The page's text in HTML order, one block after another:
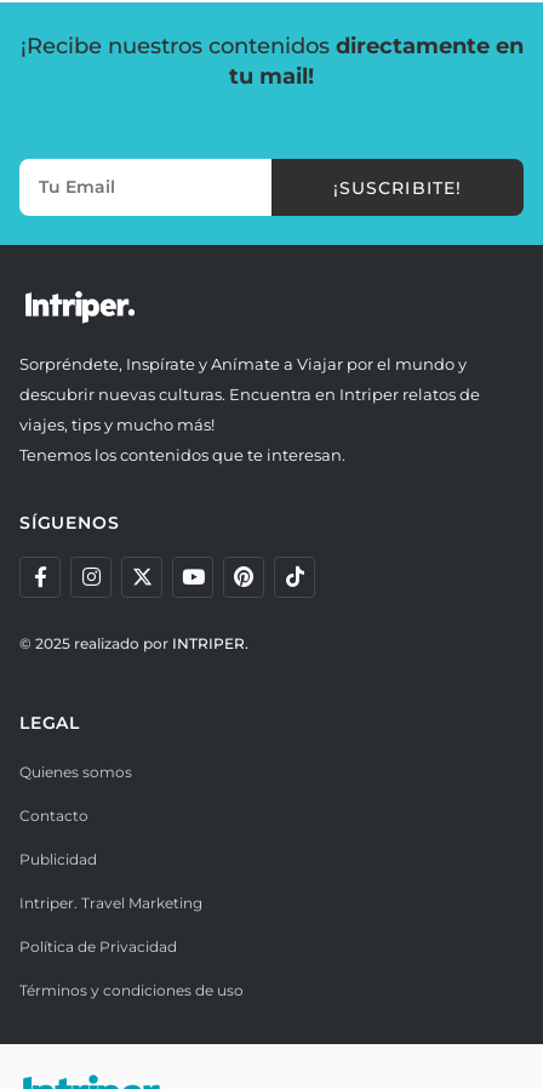
¡Recibe nuestros contenidos directamente en
tu mail!
¡SUSCRIBITE!
Sorpréndete, Inspírate y Anímate a Viajar por el mundo y
descubrir nuevas culturas. Encuentra en Intriper relatos de
viajes, tips y mucho más!
Tenemos los contenidos que te interesan.
SÍGUENOS
© 2025 realizado por INTRIPER.
LEGAL
Quienes somos
Contacto
Publicidad
Intriper. Travel Marketing
Política de Privacidad
Términos y condiciones de uso